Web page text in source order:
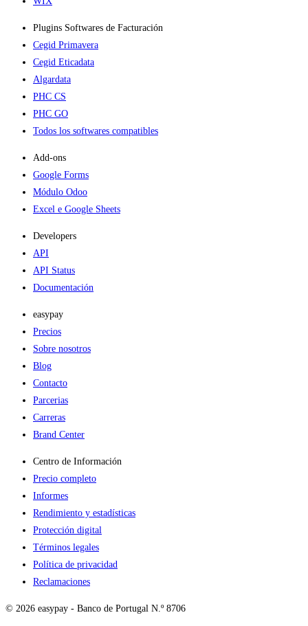
Plugins Softwares de Facturación
Cegid Primavera
Cegid Eticadata
Algardata
PHC CS
PHC GO
Todos los softwares compatibles
Add-ons​
Google Forms
Módulo Odoo
Excel e Google Sheets
Developers
API
API Status
Documentación
easypay
Precios
Sobre nosotros
Blog
Contacto
Parcerias
Carreras
Brand Center
Centro de Información
Precio completo
Informes
Rendimiento y estadísticas
Protección digital
Términos legales
Política de privacidad
Reclamaciones
© 2026 easypay - Banco de Portugal N.º 8706